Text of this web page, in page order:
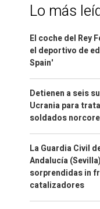
Lo más
El coche del Rey
el deportivo de
Spain'
Detienen a seis
Ucrania para
soldados
La Guardia Civil
Andalucía
sorprendidas in
catalizadores